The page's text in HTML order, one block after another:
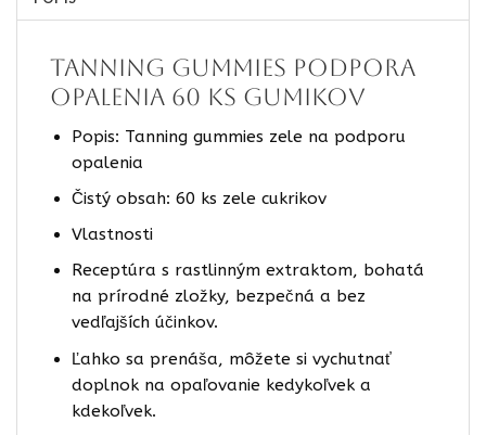
Tanning Gummies podpora
opalenia 60 ks gumikov
Popis: Tanning gummies zele na podporu
opalenia
Čistý obsah: 60 ks zele cukrikov
Vlastnosti
Receptúra ​​s rastlinným extraktom, bohatá
na prírodné zložky, bezpečná a bez
vedľajších účinkov.
Ľahko sa prenáša, môžete si vychutnať
doplnok na opaľovanie kedykoľvek a
kdekoľvek.